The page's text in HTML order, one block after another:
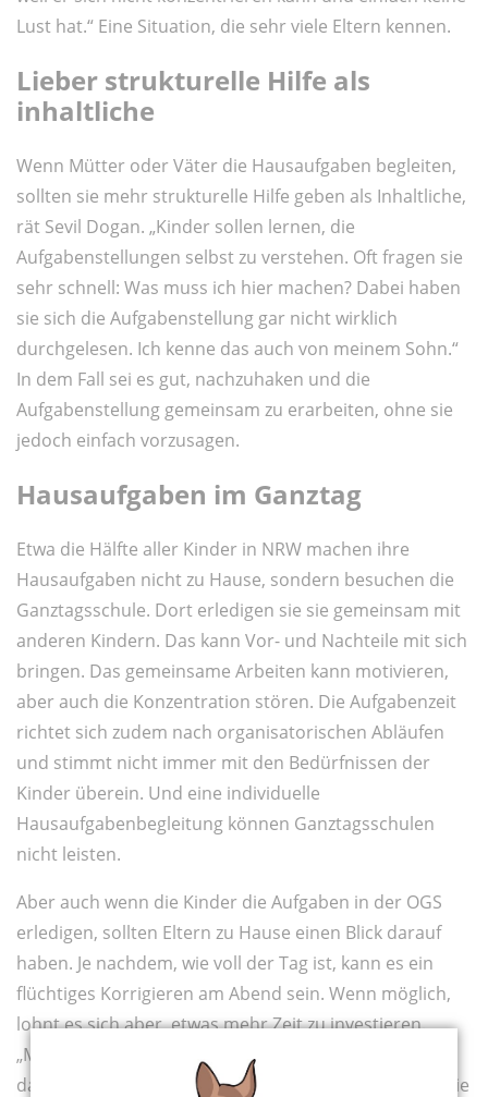
Lust hat.“ Eine Situation, die sehr viele Eltern kennen.
Lieber strukturelle Hilfe als
inhaltliche
Wenn Mütter oder Väter die Hausaufgaben begleiten,
sollten sie mehr strukturelle Hilfe geben als Inhaltliche,
rät Sevil Dogan. „Kinder sollen lernen, die
Aufgabenstellungen selbst zu verstehen. Oft fragen sie
sehr schnell: Was muss ich hier machen? Dabei haben
sie sich die Aufgabenstellung gar nicht wirklich
durchgelesen. Ich kenne das auch von meinem Sohn.“
In dem Fall sei es gut, nachzuhaken und die
Aufgabenstellung gemeinsam zu erarbeiten, ohne sie
jedoch einfach vorzusagen.
Hausaufgaben im Ganztag
Etwa die Hälfte aller Kinder in NRW machen ihre
Hausaufgaben nicht zu Hause, sondern besuchen die
Ganztagsschule. Dort erledigen sie sie gemeinsam mit
anderen Kindern. Das kann Vor- und Nachteile mit sich
bringen. Das gemeinsame Arbeiten kann motivieren,
aber auch die Konzentration stören. Die Aufgabenzeit
richtet sich zudem nach organisatorischen Abläufen
und stimmt nicht immer mit den Bedürfnissen der
Kinder überein. Und eine individuelle
Hausaufgabenbegleitung können Ganztagsschulen
nicht leisten.
Aber auch wenn die Kinder die Aufgaben in der OGS
erledigen, sollten Eltern zu Hause einen Blick darauf
haben. Je nachdem, wie voll der Tag ist, kann es ein
flüchtiges Korrigieren am Abend sein. Wenn möglich,
lohnt es sich aber, etwas mehr Zeit zu investieren.
„Meine Kinder sitzen bei der Aufgabenbesprechung
dabei“, sagt Isabel. „Finden sie Fehler selbst, können sie